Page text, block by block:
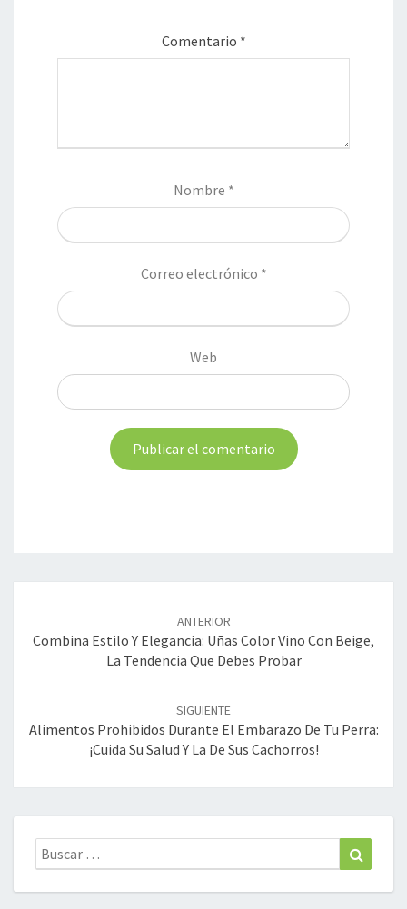
Comentario *
Nombre *
Correo electrónico *
Web
entradas
ANTERIOR
Combina Estilo Y Elegancia: Uñas Color Vino Con Beige,
La Tendencia Que Debes Probar
SIGUIENTE
Alimentos Prohibidos Durante El Embarazo De Tu Perra:
¡Cuida Su Salud Y La De Sus Cachorros!
Buscar: